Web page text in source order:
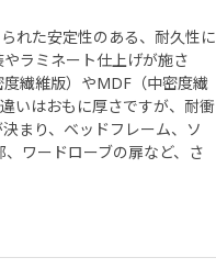
れた安定性のある、耐久性に
ラミネート仕上げが施さ
繊維版）やMDF（中密度繊
いはおもに厚さですが、耐衝
まり、ベッドフレーム、ソ
ワードローブの扉など、さ